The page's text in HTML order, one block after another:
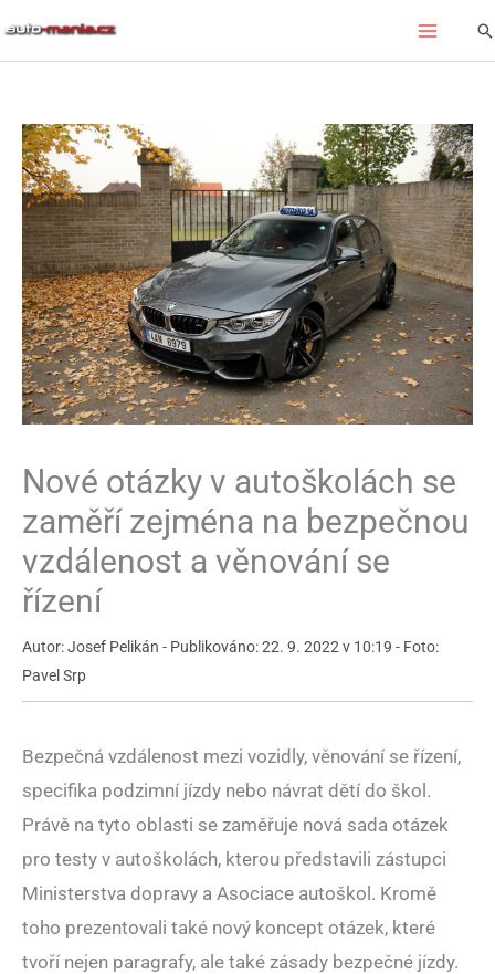
Nové otázky v autoškolách se
zaměří zejména na bezpečnou
vzdálenost a věnování se
řízení
Autor: Josef Pelikán - Publikováno: 22. 9. 2022 v 10:19 - Foto:
Pavel Srp
Bezpečná vzdálenost mezi vozidly, věnování se řízení,
specifika podzimní jízdy nebo návrat dětí do škol.
Právě na tyto oblasti se zaměřuje nová sada otázek
pro testy v autoškolách, kterou představili zástupci
Ministerstva dopravy a Asociace autoškol. Kromě
toho prezentovali také nový koncept otázek, které
tvoří nejen paragrafy, ale také zásady bezpečné jízdy.